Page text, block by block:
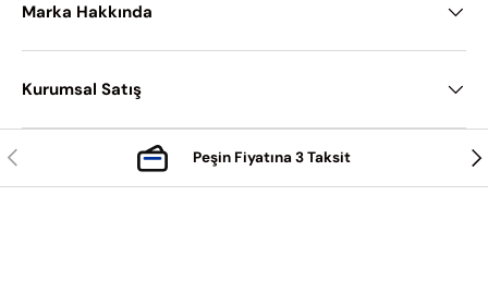
Marka Hakkında
Kurumsal Satış
Önceki Peşin Fiyatına 3 Taksit